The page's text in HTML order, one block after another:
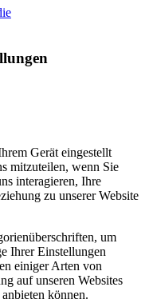
Gerät eingestellt
mitzuteilen, wenn Sie
interagieren, Ihre
zu unserer Website
um
Ihrer Einstellungen
einiger Arten von
auf unseren Websites
können.